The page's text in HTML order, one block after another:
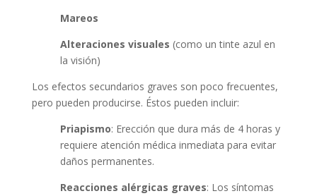
Mareos
Alteraciones visuales (como un tinte azul en
la visión)
Los efectos secundarios graves son poco frecuentes,
pero pueden producirse. Éstos pueden incluir:
Priapismo: Erección que dura más de 4 horas y
requiere atención médica inmediata para evitar
daños permanentes.
Reacciones alérgicas graves: Los síntomas